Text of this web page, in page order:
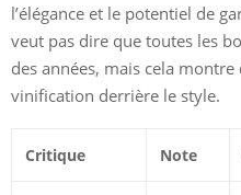
l’élégance et le potentiel de
veut pas dire que toutes les
des années, mais cela montre
vinification derrière le style.
Critique Note